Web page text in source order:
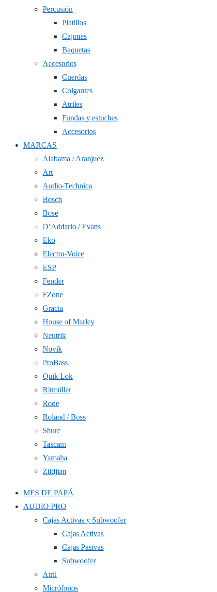
Percusión
Platillos
Cajones
Baquetas
Accesorios
Cuerdas
Colgantes
Atriles
Fundas y estuches
Accesorios
MARCAS
Alabama / Aranjuez
Art
Audio-Technica
Bosch
Bose
D’Addario / Evans
Eko
Electro-Voice
ESP
Fender
FZone
Gracia
House of Marley
Neutrik
Novik
ProBass
Quik Lok
Ritmüller
Rode
Roland / Boss
Shure
Tascam
Yamaha
Zildjian
MES DE PAPÁ
AUDIO PRO
Cajas Activas y Subwoofer
Cajas Activas
Cajas Pasivas
Subwoofer
Atril
Micrófonos